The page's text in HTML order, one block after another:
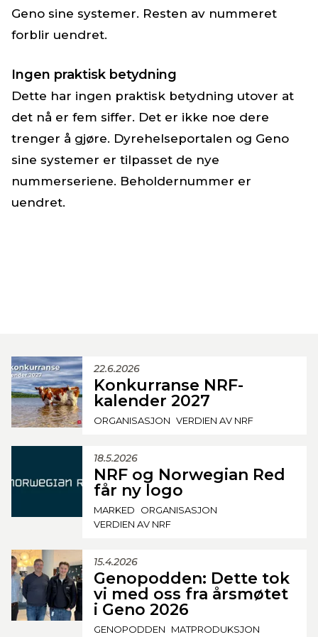
Geno sine systemer. Resten av nummeret
forblir uendret.
Ingen praktisk betydning
Dette har ingen praktisk betydning utover at
det nå er fem siffer. Det er ikke noe dere
trenger å gjøre. Dyrehelseportalen og Geno
sine systemer er tilpasset de nye
nummerseriene. Beholdernummer er
uendret.
22.6.2026
Konkurranse NRF-
kalender 2027
ORGANISASJON VERDIEN AV NRF
18.5.2026
NRF og Norwegian Red
får ny logo
MARKED
ORGANISASJON
VERDIEN AV NRF
15.4.2026
Genopodden: Dette tok
vi med oss fra årsmøtet
i Geno 2026
GENOPODDEN
MATPRODUKSJON